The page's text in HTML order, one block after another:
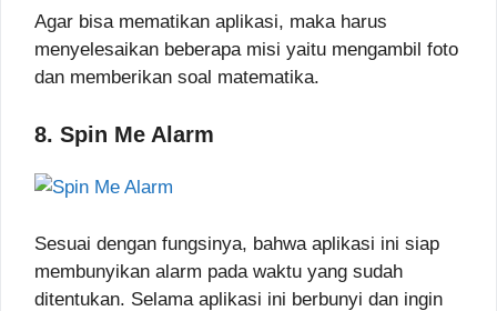
Agar bisa mematikan aplikasi, maka harus
menyelesaikan beberapa misi yaitu mengambil foto
dan memberikan soal matematika.
8. Spin Me Alarm
Sesuai dengan fungsinya, bahwa aplikasi ini siap
membunyikan alarm pada waktu yang sudah
ditentukan. Selama aplikasi ini berbunyi dan ingin